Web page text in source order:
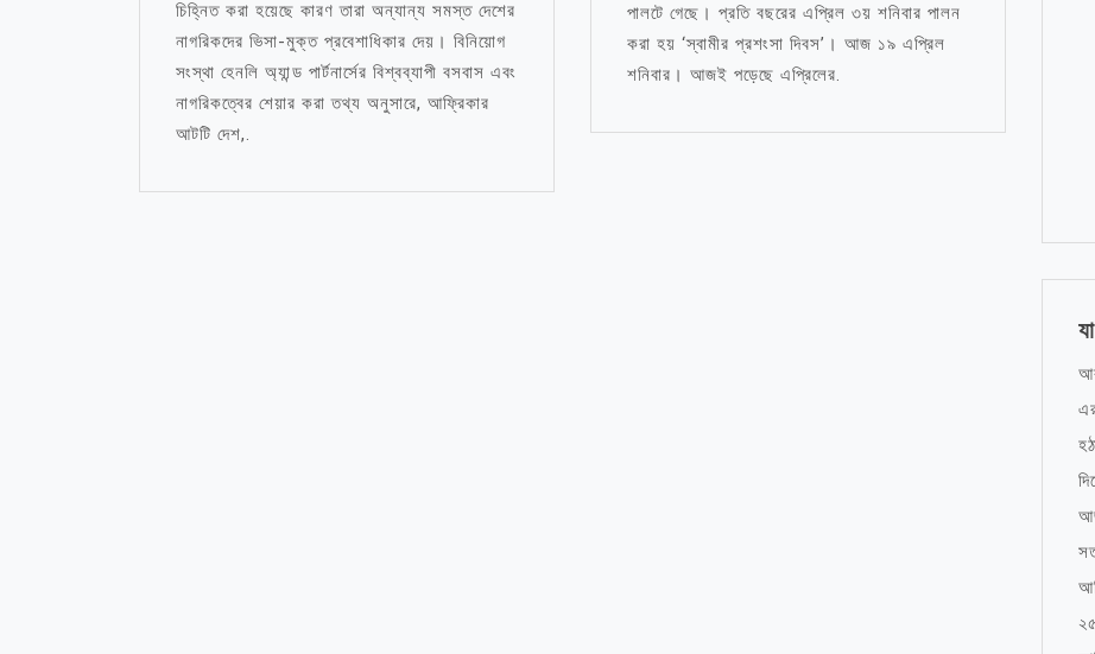
চিহ্নিত করা হয়েছে কারণ তারা অন্যান্য সমস্ত দেশের
নাগরিকদের ভিসা-মুক্ত প্রবেশাধিকার দেয়। বিনিয়োগ
সংস্থা হেনলি অ্যান্ড পার্টনার্সের বিশ্বব্যাপী বসবাস এবং
নাগরিকত্বের শেয়ার করা তথ্য অনুসারে, আফ্রিকার
আটটি দেশ,.
পালটে গেছে। প্রতি বছরের এপ্রিল ৩য় শনিবার পালন
করা হয় ‘স্বামীর প্রশংসা দিবস’। আজ ১৯ এপ্রিল
শনিবার। আজই পড়েছে এপ্রিলের.